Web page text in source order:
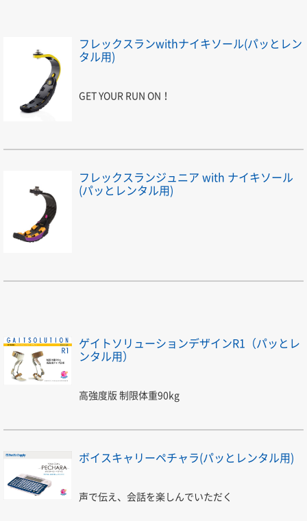
フレックスランwithナイキソール(パッとレン
タル用)
GET YOUR RUN ON！
フレックスランジュニア with ナイキソール
(パッとレンタル用)
ゲイトソリューションデザインR1（パッとレ
ンタル用）
高強度版 制限体重90kg
ボイスキャリーペチャラ(パッとレンタル用)
声で伝え、会話を楽しんでいただく